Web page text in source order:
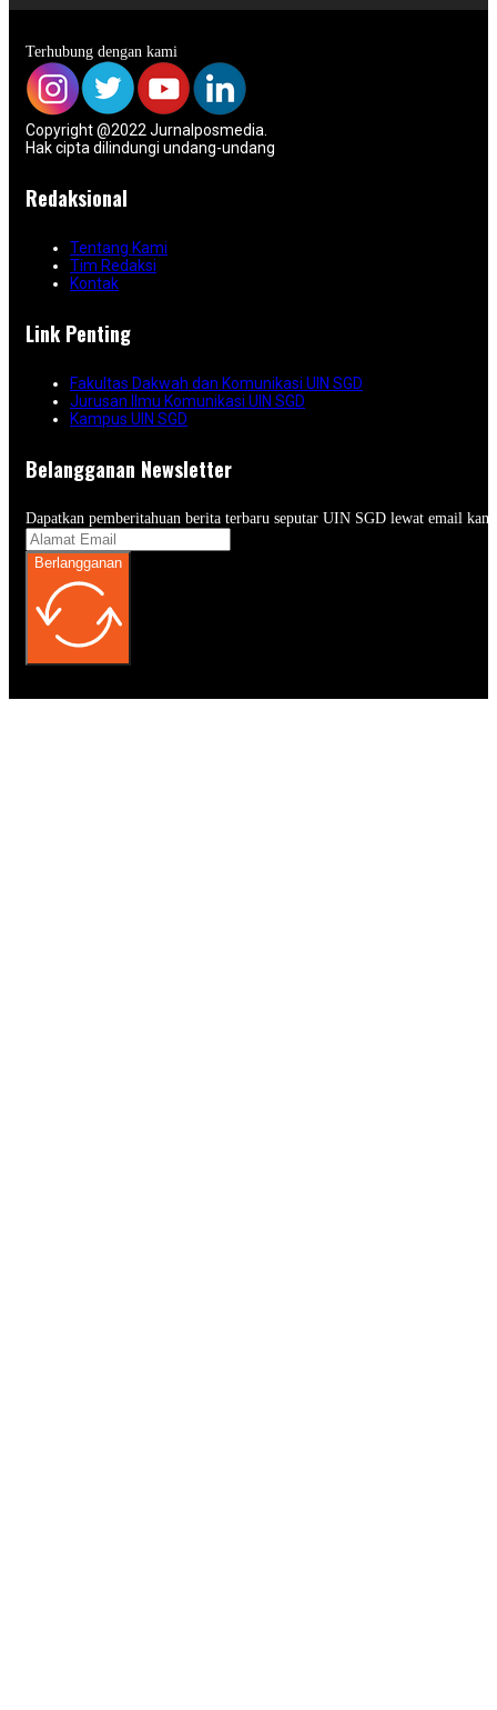
Terhubung dengan kami
Copyright @2022 Jurnalposmedia.
Hak cipta dilindungi undang-undang
Redaksional
Tentang Kami
Tim Redaksi
Kontak
Link Penting
Fakultas Dakwah dan Komunikasi UIN SGD
Jurusan Ilmu Komunikasi UIN SGD
Kampus UIN SGD
Belangganan Newsletter
Dapatkan pemberitahuan berita terbaru seputar UIN SGD lewat email
Berlangganan